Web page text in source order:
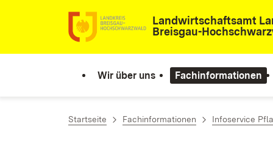
Zum Inhalt springen
Landwirtschaftsamt
Breisgau-
Wir über uns Fachinformationen
Startseite Fachinformationen Infoservice